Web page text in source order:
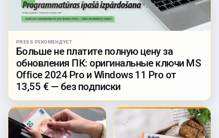
PRESS РЕКОМЕНДУЕТ
Больше не платите полную цену за
обновления ПК: оригинальные ключи MS
Office 2024 Pro и Windows 11 Pro от
13,55 € — без подписки